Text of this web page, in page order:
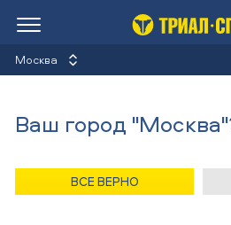
Москва
банданы
Назад/Главная/Каталог/Бег/
Многофункциональные банданы
Ваш город
ВСЕ ВЕРНО